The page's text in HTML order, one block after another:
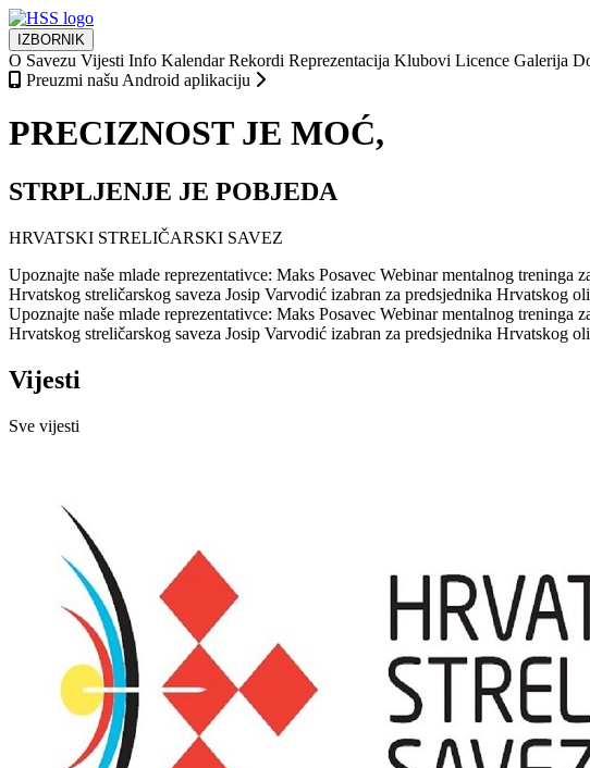
IZBORNIK
O Savezu Vijesti Info Kalendar Rekordi Reprezentacija Klubovi Licence Galerija
Preuzmi našu Android aplikaciju
PRECIZNOST JE MOĆ,
STRPLJENJE JE POBJEDA
HRVATSKI STRELIČARSKI SAVEZ
Upoznajte naše mlade reprezentativce: Maks Posavec Webinar mentalnog treninga
Hrvatskog streličarskog saveza Josip Varvodić izabran za predsjednika Hrvatskog
Upoznajte naše mlade reprezentativce: Maks Posavec Webinar mentalnog treninga
Hrvatskog streličarskog saveza Josip Varvodić izabran za predsjednika Hrvatskog
Vijesti
Sve vijesti